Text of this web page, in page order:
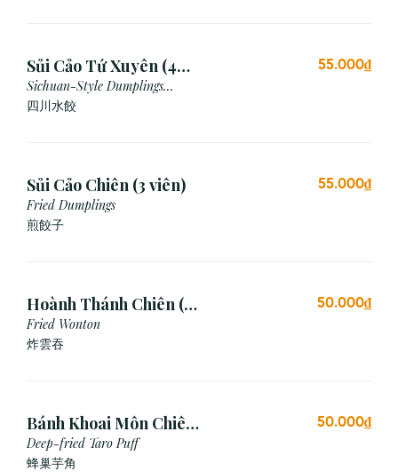
Sủi Cảo Tứ Xuyên (4
viên)
Sichuan-Style Dumplings
(Spicy)
四川水餃
55.000₫
Sủi Cảo Chiên (3 viên)
Fried Dumplings
煎餃子
55.000₫
Hoành Thánh Chiên (3
viên)
Fried Wonton
炸雲吞
50.000₫
Bánh Khoai Môn Chiên
Xù (3 viên)
Deep-fried Taro Puff
蜂巢芋角
50.000₫